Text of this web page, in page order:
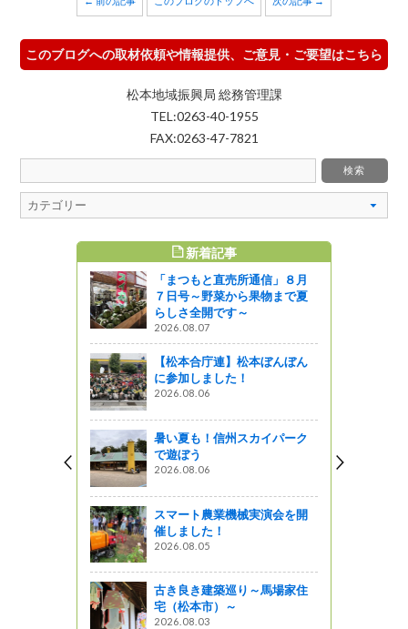
このブログへの取材依頼や情報提供、ご意見・ご要望はこちら
松本地域振興局 総務管理課
TEL:0263-40-1955
FAX:0263-47-7821
新着記事
「まつもと直売所通信」８月
７日号～野菜から果物まで夏
らしさ全開です～
2026.08.07
【松本合庁連】松本ぼんぼん
に参加しました！
2026.08.06
暑い夏も！信州スカイパーク
で遊ぼう
2026.08.06
スマート農業機械実演会を開
催しました！
2026.08.05
古き良き建築巡り～馬場家住
宅（松本市）～
2026.08.03